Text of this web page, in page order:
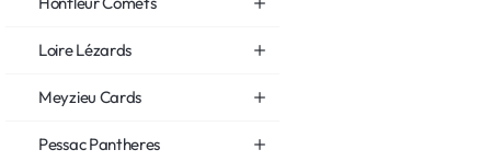
Loire Lézards
Meyzieu Cards
Pessac Pantheres